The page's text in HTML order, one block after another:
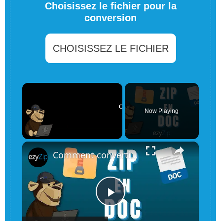
Choisissez le fichier pour la
conversion
CHOISISSEZ LE FICHIER
×
Now Playing
×
Play
Comment convertir ZIP en DOC en ligne (Guide simple)